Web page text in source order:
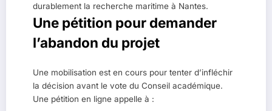
durablement la recherche maritime à Nantes.
Une pétition pour demander
l’abandon du projet
Une mobilisation est en cours pour tenter d’infléchir
la décision avant le vote du Conseil académique.
Une pétition en ligne appelle à :